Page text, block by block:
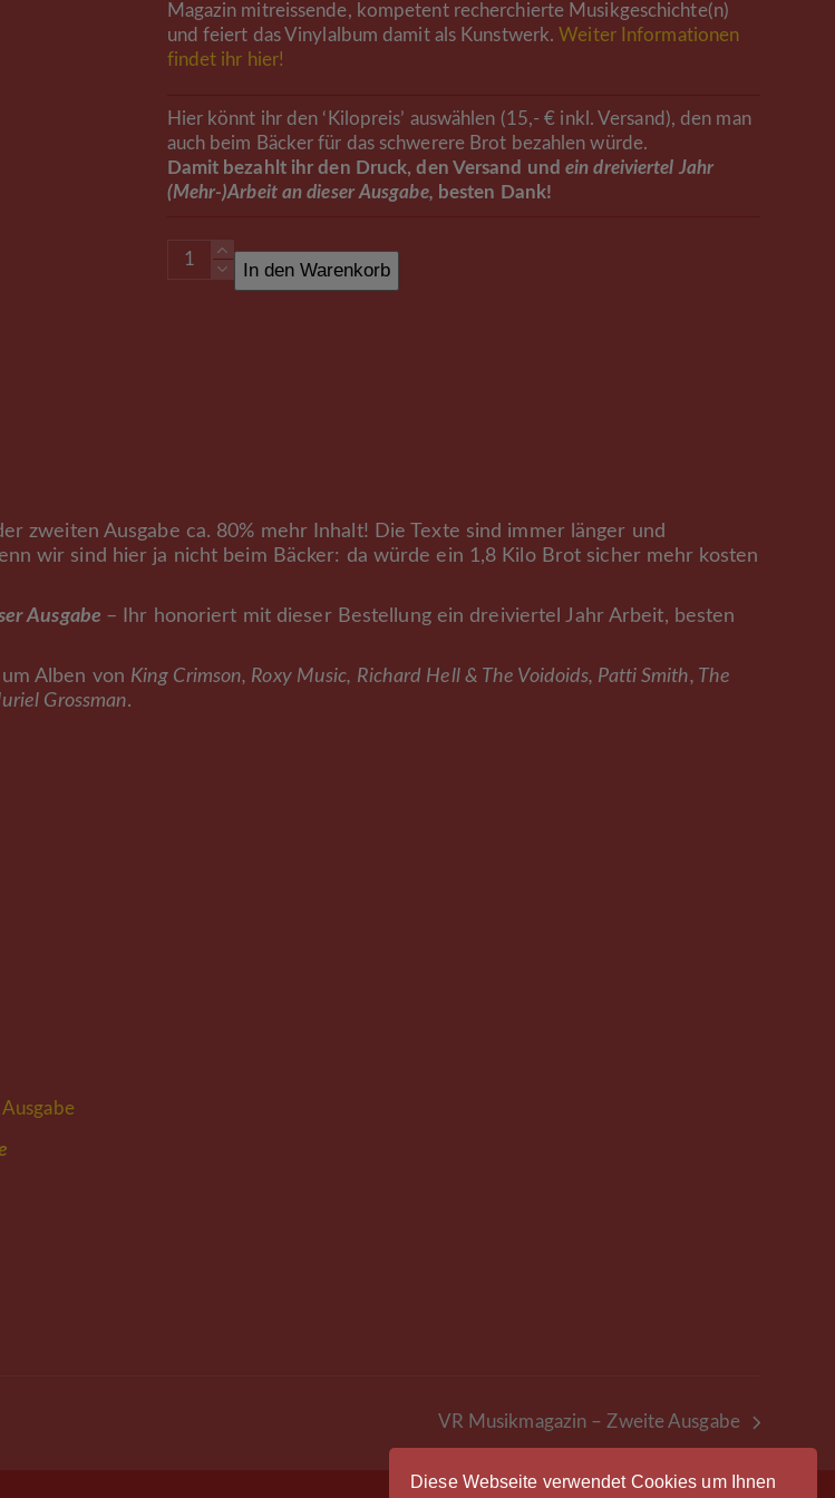
Diese Webseite verwendet Cookies um Ihnen
Magazin mitreissende, kompetent recherchierte Musikgeschichte(n)
und feiert das Vinylalbum damit als Kunstwerk. Weiter Informationen
findet ihr hier!
Hier könnt ihr den ‘Kilopreis’ auswählen (15,- € inkl. Versand), den man
auch beim Bäcker für das schwerere Brot bezahlen würde.
Damit bezahlt ihr den Druck, den Versand undein dreiviertel Jahr
(Mehr-)Arbeit an dieser Ausgabe, besten Dank!
VR
MusikmagazinIn den Warenkorb
zweiten Ausgabe ca. 80% mehr Inhalt! Die Texte sind immer länger und
wir sind hier ja nicht beim Bäcker: da würde ein 1,8 Kilo Brot sicher mehr kosten
Ausgabe – Ihr honoriert mit dieser Bestellung ein dreiviertel Jahr Arbeit, besten
Alben von King Crimson, Roxy Music, Richard Hell & The Voidoids, Patti Smith, The
Grossman.
Nächster
VR Musikmagazin – Zweite Ausgabe